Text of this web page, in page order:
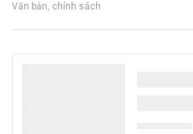
Văn bản, chính sách
Thủ tướng Lê Minh